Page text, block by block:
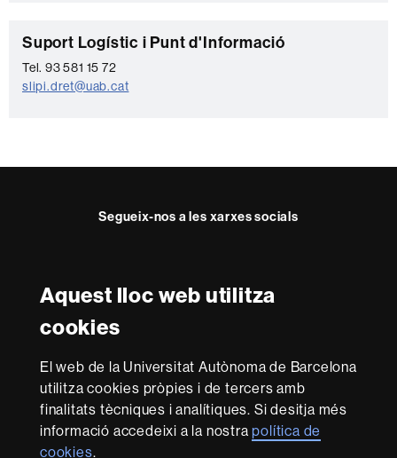
Aquest lloc web utilitza
cookies
El web de la Universitat Autònoma de Barcelona
utilitza cookies pròpies i de tercers amb
finalitats tècniques i analítiques. Si desitja més
informació accedeixi a la nostrapolítica de
cookies.
C
o
n
c
Suport Logístic i Punt d'Informació
Tel. 93 581 15 72
slipi.dret@uab.cat
Segueix-nos a les xarxes socials
FacultatUAB
Reconeixement internacional de l'excel·lència
in
Research
-
Euraxess
Amb el finançament de